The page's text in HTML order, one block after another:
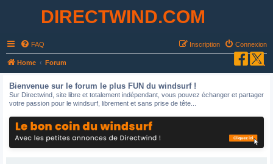
DIRECTWIND.COM
FAQ Connexion
Inscription
Home Forum
Bienvenue sur le forum le plus FUN du windsurf !
Sur Directwind, site libre et totalement indépendant, vous pouvez échanger et partager
votre passion pour le windsurf, librement et sans prise de tête...